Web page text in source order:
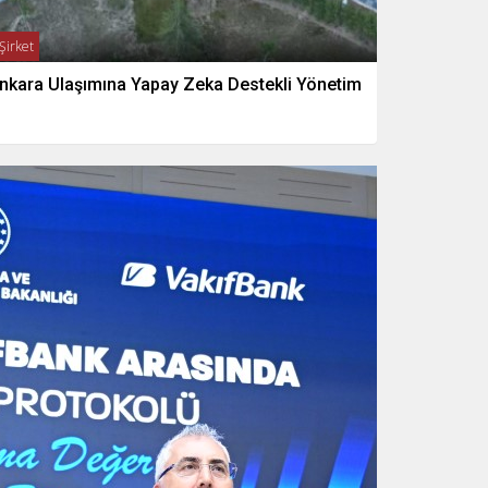
Şirket
Ulaşımına Yapay Zeka Destekli Yönetim